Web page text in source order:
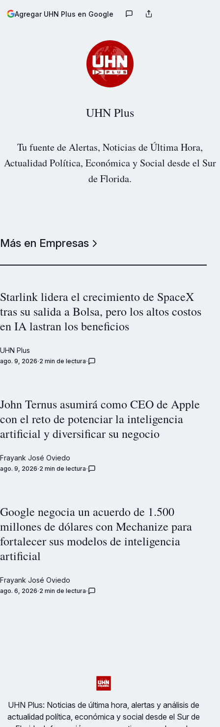
Agregar UHN Plus en Google
UHN Plus
Tu fuente de Alertas, Noticias de Última Hora,
Actualidad Política, Económica y Social desde el Sur
de Florida.
Más en Empresas
Starlink lidera el crecimiento de SpaceX
tras su salida a Bolsa, pero los altos costos
en IA lastran los beneficios
UHN Plus
ago. 9, 2026 2 min de lectura
John Ternus asumirá como CEO de Apple
con el reto de potenciar la inteligencia
artificial y diversificar su negocio
Frayank José Oviedo
ago. 9, 2026 2 min de lectura
Google negocia un acuerdo de 1.500
millones de dólares con Mechanize para
fortalecer sus modelos de inteligencia
artificial
Frayank José Oviedo
ago. 6, 2026 2 min de lectura
UHN Plus: Noticias de última hora, alertas y análisis de
actualidad política, económica y social desde el Sur de